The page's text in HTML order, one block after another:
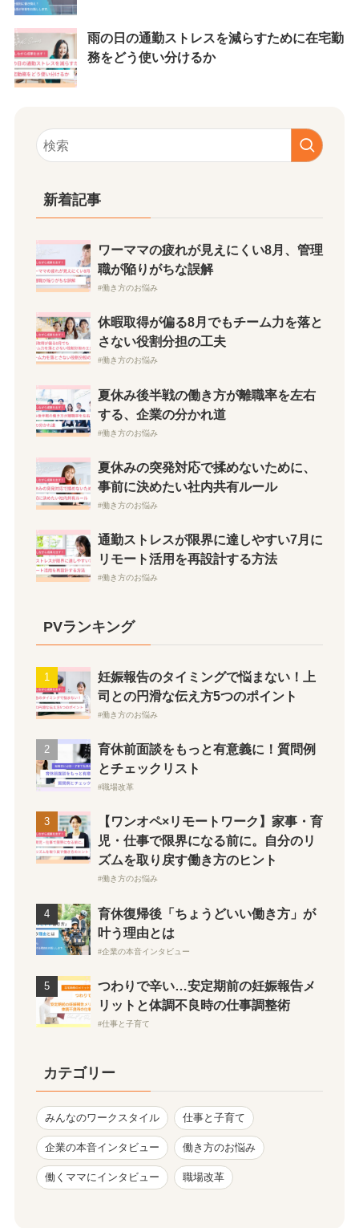
雨の日の通勤ストレスを減らすために在宅勤
務をどう使い分けるか
新着記事
ワーママの疲れが見えにくい8月、管理
職が陥りがちな誤解
働き方のお悩み
休暇取得が偏る8月でもチーム力を落と
さない役割分担の工夫
働き方のお悩み
夏休み後半戦の働き方が離職率を左右
する、企業の分かれ道
働き方のお悩み
夏休みの突発対応で揉めないために、
事前に決めたい社内共有ルール
働き方のお悩み
通勤ストレスが限界に達しやすい7月に
リモート活用を再設計する方法
働き方のお悩み
PVランキング
妊娠報告のタイミングで悩まない！上
司との円滑な伝え方5つのポイント
働き方のお悩み
育休前面談をもっと有意義に！質問例
とチェックリスト
職場改革
【ワンオペ×リモートワーク】家事・育
児・仕事で限界になる前に。自分のリ
ズムを取り戻す働き方のヒント
働き方のお悩み
育休復帰後「ちょうどいい働き方」が
叶う理由とは
企業の本音インタビュー
つわりで辛い…安定期前の妊娠報告メ
リットと体調不良時の仕事調整術
仕事と子育て
カテゴリー
みんなのワークスタイル 仕事と子育て
企業の本音インタビュー 働き方のお悩み
働くママにインタビュー 職場改革